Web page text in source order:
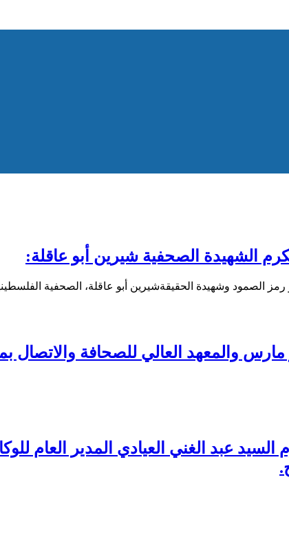
الشهيدة الصحفية شيرين أبو عاقلة:
الصمود وشهيدة الحقيقةشيرين أبو عاقلة، الصحفية
مارس والمعهد العالي للصحافة والاتصال
السيد عبد الغني العيادي المدير العام